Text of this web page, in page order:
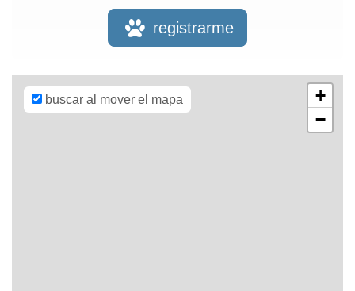
registrarme
buscar al mover el mapa
+
−
OpenStreetMap
CC-BY-SA